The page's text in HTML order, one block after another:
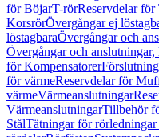
för BöjarT-rörReservdelar för
KorsrörÖvergångar ej
löstagbaraÖvergångar och
Övergångar och anslutningar,
för Kompensatorer
för värmeReservdelar för
värmeVärmeanslutningar
VärmeanslutningarTillbehör
StålTätningar för rörledningar